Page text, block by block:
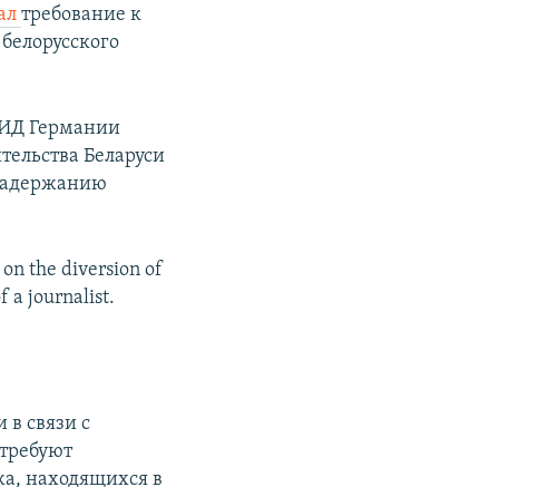
требование к
Германии
Беларуси
on the diversion of
a journalist.
связи с
находящихся в